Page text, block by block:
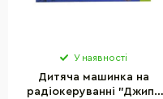
У наявності
Дитяча машинка на
радіокеруванні "Джип"